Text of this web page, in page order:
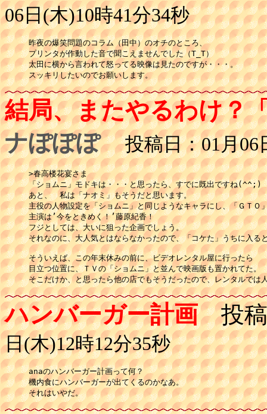
06日(木)10時41分34秒
昨夜の爆笑問題のコラム（田中）のオチのところ、
プリンタが作動した音で聞こえませんでした（T_T）
太田に横から言われて怒ってる映像は見たのですが・・・。
スッキリしたいのでお願いします。
結局、またやるわけ？
ナぽぽぽ 投稿日：01月06
>春高楼花宴さま
「ショムニ」モドキは・・・と思ったら、すでに既出ですね(^^;)
あと、　私は「ナオミ」もそうだと思います。
主役の人物設定を「ショムニ」と同じようなキャラにし、「ＧＴＯ
主演は’今をときめく！’藤原紀香！
フジとしては、大いに狙った企画でしょう。
それなのに、大人気とはならなかったので、「コケた」うちに入る
そういえば、この年末休みの前に、ビデオレンタル屋に行ったら
目立つ位置に、ＴＶの「ショムニ」と並んで映画版も置かれてた。
ハンバーガー計画投稿
日(木)12時12分35秒
anaのハンバーガー計画って何？
機内食にハンバーガーが出てくるのかなあ。
それはいやだ。